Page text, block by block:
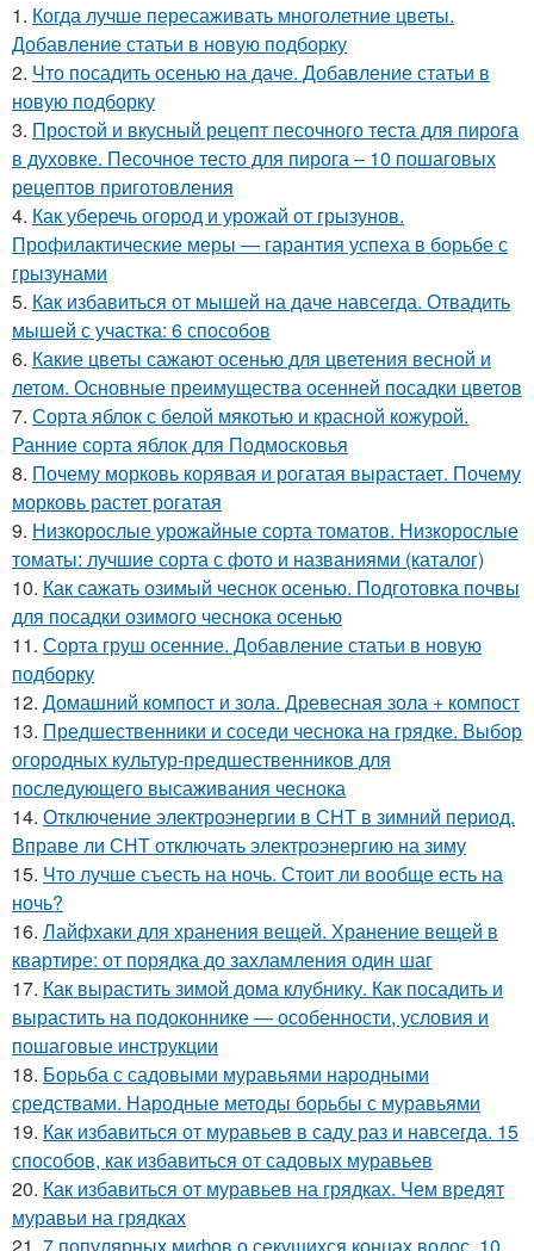
1. Когда лучше пересаживать многолетние цветы.
Добавление статьи в новую подборку
2. Что посадить осенью на даче. Добавление статьи в
новую подборку
3. Простой и вкусный рецепт песочного теста для пирога
в духовке. Песочное тесто для пирога – 10 пошаговых
рецептов приготовления
4. Как уберечь огород и урожай от грызунов.
Профилактические меры — гарантия успеха в борьбе с
грызунами
5. Как избавиться от мышей на даче навсегда. Отвадить
мышей с участка: 6 способов
6. Какие цветы сажают осенью для цветения весной и
летом. Основные преимущества осенней посадки цветов
7. Сорта яблок с белой мякотью и красной кожурой.
Ранние сорта яблок для Подмосковья
8. Почему морковь корявая и рогатая вырастает. Почему
морковь растет рогатая
9. Низкорослые урожайные сорта томатов. Низкорослые
томаты: лучшие сорта с фото и названиями (каталог)
10. Как сажать озимый чеснок осенью. Подготовка почвы
для посадки озимого чеснока осенью
11. Сорта груш осенние. Добавление статьи в новую
подборку
12. Домашний компост и зола. Древесная зола + компост
13. Предшественники и соседи чеснока на грядке. Выбор
огородных культур-предшественников для
последующего высаживания чеснока
14. Отключение электроэнергии в СНТ в зимний период.
Вправе ли СНТ отключать электроэнергию на зиму
15. Что лучше съесть на ночь. Стоит ли вообще есть на
ночь?
16. Лайфхаки для хранения вещей. Хранение вещей в
квартире: от порядка до захламления один шаг
17. Как вырастить зимой дома клубнику. Как посадить и
вырастить на подоконнике — особенности, условия и
пошаговые инструкции
18. Борьба с садовыми муравьями народными
средствами. Народные методы борьбы с муравьями
19. Как избавиться от муравьев в саду раз и навсегда. 15
способов, как избавиться от садовых муравьев
20. Как избавиться от муравьев на грядках. Чем вредят
муравьи на грядках